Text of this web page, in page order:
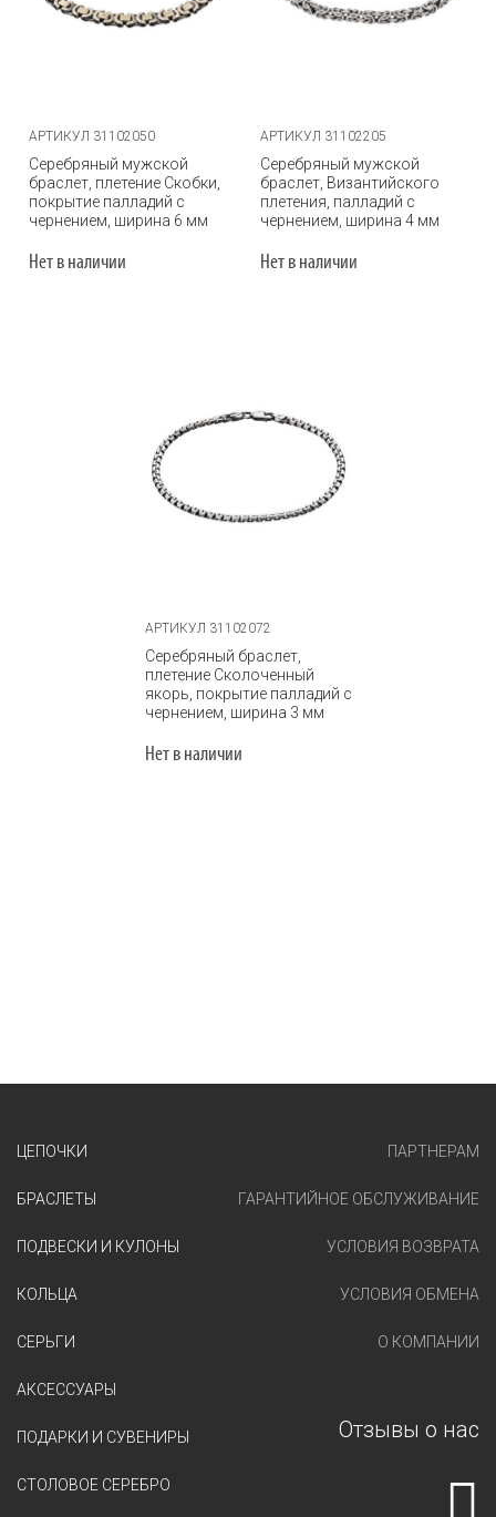
АРТИКУЛ 31102050
Серебряный мужской
браслет, плетение Скобки,
покрытие палладий с
чернением, ширина 6 мм
Нет в наличии
АРТИКУЛ 31102205
Серебряный мужской
браслет, Византийского
плетения, палладий с
чернением, ширина 4 мм
Нет в наличии
АРТИКУЛ 31102072
Серебряный браслет,
плетение Сколоченный
якорь, покрытие палладий с
чернением, ширина 3 мм
Нет в наличии
ЦЕПОЧКИ
БРАСЛЕТЫ
ПОДВЕСКИ И КУЛОНЫ
КОЛЬЦА
СЕРЬГИ
АКСЕССУАРЫ
ПОДАРКИ И СУВЕНИРЫ
СТОЛОВОЕ СЕРЕБРО
ПАРТНЕРАМ
ГАРАНТИЙНОЕ ОБСЛУЖИВАНИЕ
УСЛОВИЯ ВОЗВРАТА
УСЛОВИЯ ОБМЕНА
О КОМПАНИИ
Отзывы о нас